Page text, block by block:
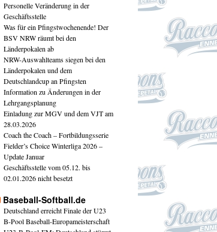
Personelle Veränderung in der
Geschäftsstelle
Was für ein Pfingstwochenende! Der
BSV NRW räumt bei den
Länderpokalen ab
NRW-Auswahlteams siegen bei den
Länderpokalen und dem
Deutschlandcup an Pfingsten
Information zu Änderungen in der
Lehrgangsplanung
Einladung zur MGV und dem VJT am
28.03.2026
Coach the Coach – Fortbildungsserie
Fielder’s Choice Winterliga 2026 –
Update Januar
Geschäftsstelle vom 05.12. bis
02.01.2026 nicht besetzt
Baseball-Softball.de
Deutschland erreicht Finale der U23
B-Pool Baseball-Europameisterschaft